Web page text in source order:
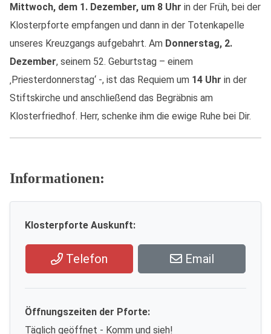
Mittwoch, dem 1. Dezember, um 8 Uhr in der Früh, bei der
Klosterpforte empfangen und dann in der Totenkapelle
unseres Kreuzgangs aufgebahrt. Am Donnerstag, 2.
Dezember, seinem 52. Geburtstag – einem
‚Priesterdonnerstag‘ -, ist das Requiem um 14 Uhr in der
Stiftskirche und anschließend das Begräbnis am
Klosterfriedhof. Herr, schenke ihm die ewige Ruhe bei Dir.
Informationen:
Klosterpforte Auskunft:
Telefon Email
Öffnungszeiten der Pforte:
Täglich geöffnet - Komm und sieh!